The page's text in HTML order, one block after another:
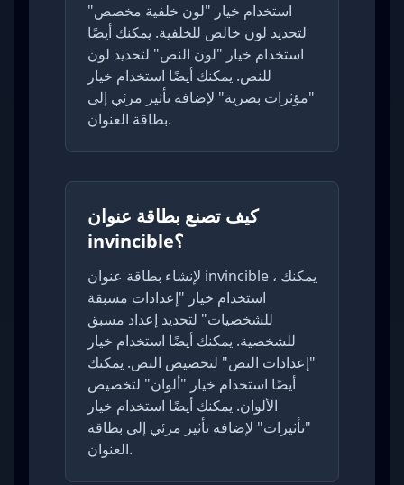
استخدام خيار "لون خلفية مخصص"
لتحديد لون خالص للخلفية. يمكنك أيضًا
استخدام خيار "لون النص" لتحديد لون
للنص. يمكنك أيضًا استخدام خيار
"مؤثرات بصرية" لإضافة تأثير مرئي إلى
بطاقة العنوان.
كيف تصنع بطاقة عنوان
invincible؟
لإنشاء بطاقة عنوان invincible ، يمكنك
استخدام خيار "إعدادات مسبقة
للشخصيات" لتحديد إعداد مسبق
للشخصية. يمكنك أيضًا استخدام خيار
"إعدادات النص" لتخصيص النص. يمكنك
أيضًا استخدام خيار "ألوان" لتخصيص
الألوان. يمكنك أيضًا استخدام خيار
"تأثيرات" لإضافة تأثير مرئي إلى بطاقة
العنوان.